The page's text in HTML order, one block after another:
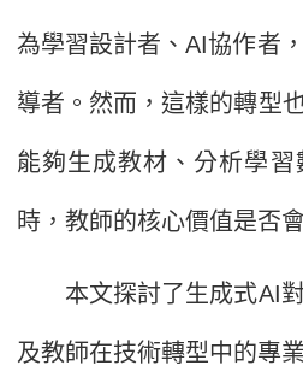
為學習設計者、AI協作者
導者。然而，這樣的轉型
能夠生成教材、分析學
時，教師的核心價值是否
本文探討了生成式AI對
及教師在技術轉型中的專